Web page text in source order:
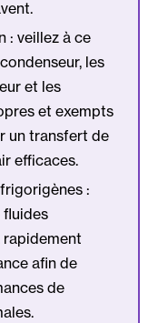
: veillez à ce
les
et les
et exempts
un transfert de
efficaces.
:
fluides
afin de
de